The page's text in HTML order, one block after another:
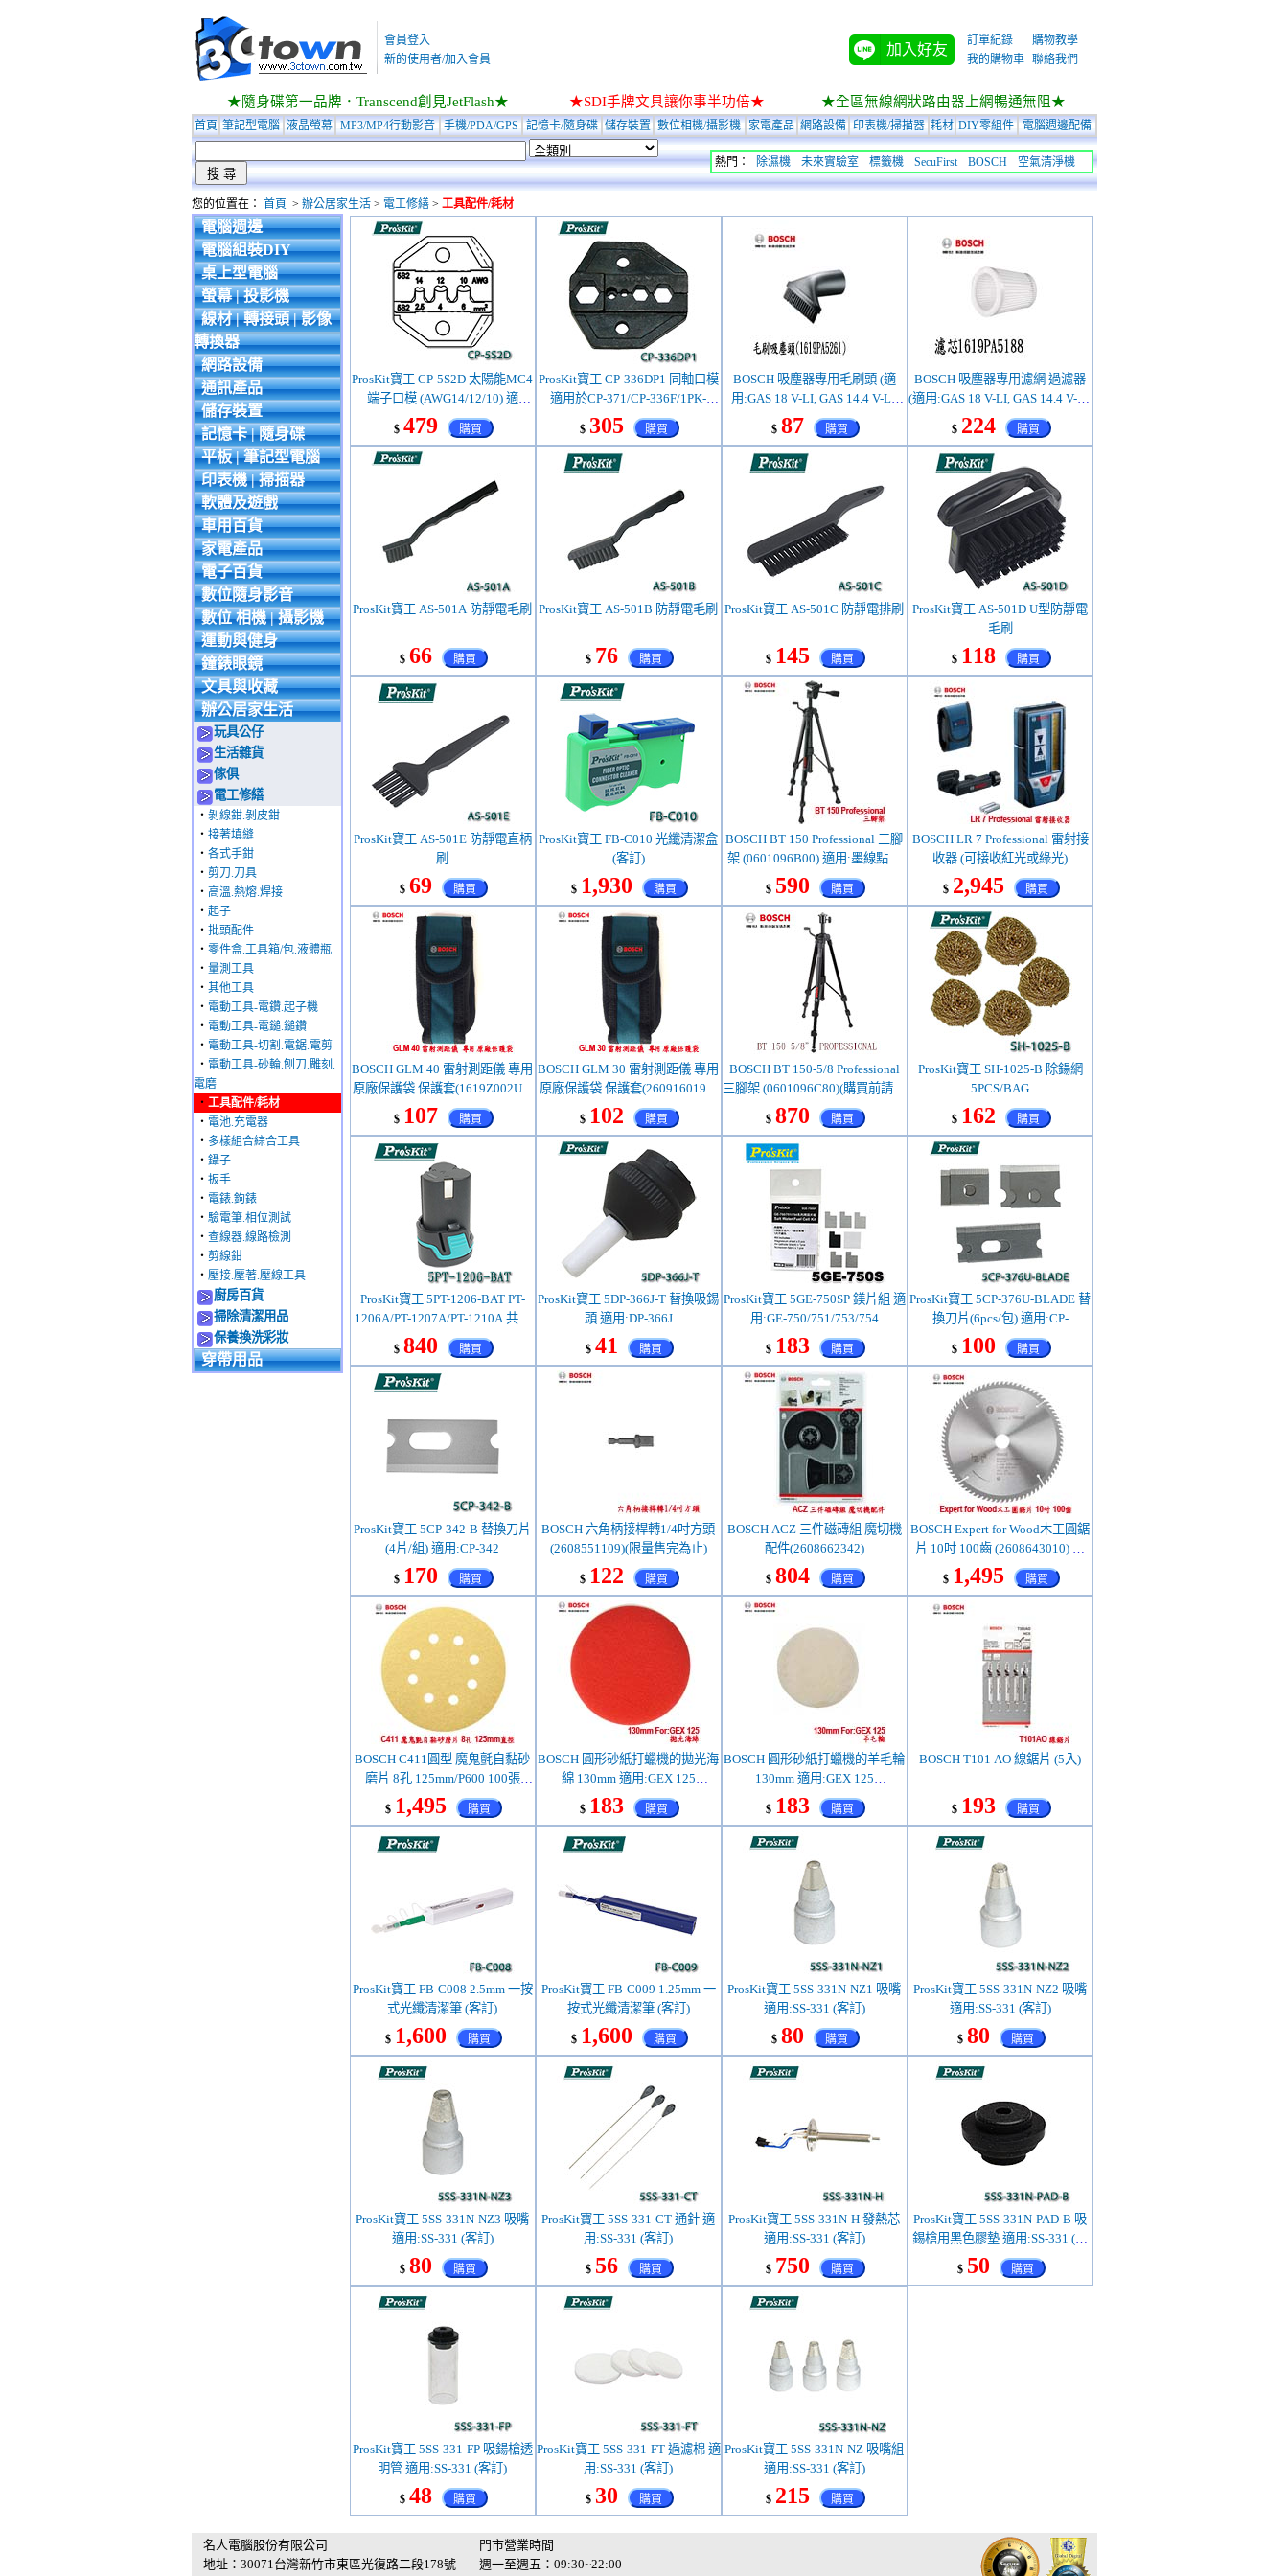
會員登入
新的使用者/加入會員
加入好友
訂單紀錄
購物教學
我的購物車
聯絡我們
★隨身碟第一品牌．Transcend創見JetFlash★ ★SDI手牌文具讓你事半功倍★ ★全區無線網狀路由器上網暢通無阻★
首頁 筆記型電腦 液晶螢幕 MP3/MP4行動影音 手機/PDA/GPS 記憶卡/隨身碟 儲存裝置 數位相機/攝影機 家電產品 網路設備 印表機/掃描器 耗材 DIY零組件 電腦週邊配備
熱門： 除濕機 未來實驗室 標籤機 SecuFirst BOSCH 空氣清淨機
您的位置在： 首頁 > 辦公居家生活> 電工修繕> 工具配件/耗材
電腦週邊
電腦組裝DIY
桌上型電腦
螢幕 | 投影機
線材 | 轉接頭 | 影像
轉換器
網路設備
通訊產品
儲存裝置
記憶卡 | 隨身碟
平板 | 筆記型電腦
印表機 | 掃描器
軟體及遊戲
車用百貨
家電產品
電子百貨
數位隨身影音
數位 相機 | 攝影機
運動與健身
鐘錶眼鏡
文具與收藏
辦公居家生活
玩具公仔
生活雜貨
傢俱
電工修繕
‧ 剝線鉗.剝皮鉗
‧ 接著填縫
‧ 各式手鉗
‧ 剪刀.刀具
‧ 高溫.熱熔.焊接
‧ 起子
‧ 批頭配件
‧ 零件盒.工具箱/包.液體瓶
‧ 量測工具
‧ 其他工具
‧ 電動工具-電鑽.起子機
‧ 電動工具-電鎚.鎚鑽
‧ 電動工具-切割.電鋸.電剪
‧ 電動工具-砂輪.刨刀.雕刻.
電磨
‧ 工具配件/耗材
‧ 電池.充電器
‧ 多樣組合綜合工具
‧ 鑷子
‧ 扳手
‧ 電錶.鉤錶
‧ 驗電筆.相位測試
‧ 查線器.線路檢測
‧ 剪線鉗
‧ 壓接.壓著.壓線工具
廚房百貨
掃除清潔用品
保養換洗彩妝
穿帶用品
ProsKit寶工 CP-5S2D 太陽能MC4
端子口模 (AWG14/12/10) 適
用:CP-371/CP-336F/1PK-3003F
(客訂)
$ 479 購買
ProsKit寶工 CP-336DP1 同軸口模
適用於CP-371/CP-336F/1PK-
3003F (客訂)
$ 305 購買
BOSCH 吸塵器專用毛刷頭 (適
用:GAS 18 V-LI, GAS 14.4 V-LI,
GAS 18V-1) (1619PA5261)
$ 87 購買
BOSCH 吸塵器專用濾網 過濾器
(適用:GAS 18 V-LI, GAS 14.4 V-LI)
(1619PA5188)
$ 224 購買
ProsKit寶工 AS-501A 防靜電毛刷
$ 66 購買
ProsKit寶工 AS-501B 防靜電毛刷
$ 76 購買
ProsKit寶工 AS-501C 防靜電排刷
$ 145 購買
ProsKit寶工 AS-501D U型防靜電
毛刷
$ 118 購買
ProsKit寶工 AS-501E 防靜電直柄
刷
$ 69 購買
ProsKit寶工 FB-C010 光纖清潔盒
(客訂)
$ 1,930 購買
BOSCH BT 150 Professional 三腳
架 (0601096B00) 適用:墨線點線
雷射儀(特價，售完調漲)
$ 590 購買
BOSCH LR 7 Professional 雷射接
收器 (可接收紅光或綠光)
(0601069J00) 適用:墨線點線雷射
儀
$ 2,945 購買
BOSCH GLM 40 雷射測距儀 專用
原廠保護袋 保護套(1619Z002U6)
(限量售完為止)
$ 107 購買
BOSCH GLM 30 雷射測距儀 專用
原廠保護袋 保護套(2609160194)
(限量售完為止)
$ 102 購買
BOSCH BT 150-5/8 Professional
三腳架 (0601096C80)(購買前請先
詢問庫存)
$ 870 購買
ProsKit寶工 SH-1025-B 除鍚網
5PCS/BAG
$ 162 購買
ProsKit寶工 5PT-1206-BAT PT-
1206A/PT-1207A/PT-1210A 共用
電池 1300mAh (客訂)
$ 840 購買
ProsKit寶工 5DP-366J-T 替換吸錫
頭 適用:DP-366J
$ 41 購買
ProsKit寶工 5GE-750SP 鎂片組 適
用:GE-750/751/753/754
$ 183 購買
ProsKit寶工 5CP-376U-BLADE 替
換刀片(6pcs/包) 適用:CP-
200R/CP-376K/CP-376UR/CP-
376VR/CP-373
$ 100 購買
ProsKit寶工 5CP-342-B 替換刀片
(4片/組) 適用:CP-342
$ 170 購買
BOSCH 六角柄接桿轉1/4吋方頭
(2608551109)(限量售完為止)
$ 122 購買
BOSCH ACZ 三件磁磚組 魔切機
配件(2608662342)
$ 804 購買
BOSCH Expert for Wood木工圓鋸
片 10吋 100齒 (2608643010) 適
用:GTS 1031 桌上型木工切割機
$ 1,495 購買
BOSCH C411圓型 魔鬼氈自黏砂
磨片 8孔 125mm/P600 100張
(2608608T76)
$ 1,495 購買
BOSCH 圓形砂紙打蠟機的拋光海
綿 130mm 適用:GEX 125
(2608613005)
$ 183 購買
BOSCH 圓形砂紙打蠟機的羊毛輪
130mm 適用:GEX 125
(2608610001)
$ 183 購買
BOSCH T101 AO 線鋸片 (5入)
$ 193 購買
ProsKit寶工 FB-C008 2.5mm 一按
式光纖清潔筆 (客訂)
$ 1,600 購買
ProsKit寶工 FB-C009 1.25mm 一
按式光纖清潔筆 (客訂)
$ 1,600 購買
ProsKit寶工 5SS-331N-NZ1 吸嘴
適用:SS-331 (客訂)
$ 80 購買
ProsKit寶工 5SS-331N-NZ2 吸嘴
適用:SS-331 (客訂)
$ 80 購買
ProsKit寶工 5SS-331N-NZ3 吸嘴
適用:SS-331 (客訂)
$ 80 購買
ProsKit寶工 5SS-331-CT 通針 適
用:SS-331 (客訂)
$ 56 購買
ProsKit寶工 5SS-331N-H 發熱芯
適用:SS-331 (客訂)
$ 750 購買
ProsKit寶工 5SS-331N-PAD-B 吸
錫槍用黑色膠墊 適用:SS-331 (客
訂)
$ 50 購買
ProsKit寶工 5SS-331-FP 吸鍚槍透
明管 適用:SS-331 (客訂)
$ 48 購買
ProsKit寶工 5SS-331-FT 過濾棉 適
用:SS-331 (客訂)
$ 30 購買
ProsKit寶工 5SS-331N-NZ 吸嘴組
適用:SS-331 (客訂)
$ 215 購買
名人電腦股份有限公司
地址：30071台灣新竹市東區光復路二段178號
門市營業時間
週一至週五：09:30~22:00